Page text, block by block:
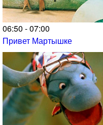
06:50 - 07:00
Привет Мартышке